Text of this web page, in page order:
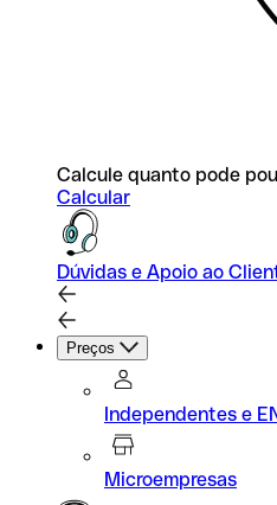
Calcule quanto pode
Calcular
Dúvidas e Apoio ao
Preços
Independentes e
Microempresas